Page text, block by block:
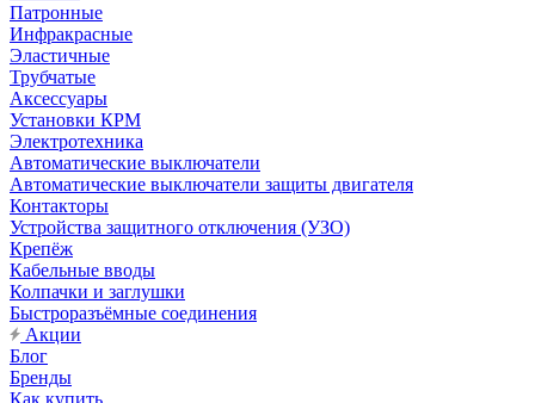
Патронные
Инфракрасные
Эластичные
Трубчатые
Аксессуары
Установки КРМ
Электротехника
Автоматические выключатели
Автоматические выключатели защиты двигателя
Контакторы
Устройства защитного отключения (УЗО)
Крепёж
Кабельные вводы
Колпачки и заглушки
Быстроразъёмные соединения
Акции
Блог
Бренды
Как купить